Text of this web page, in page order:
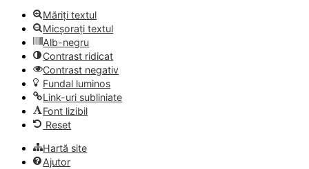
Măriți textul
Micșorați textul
Alb-negru
Contrast ridicat
Contrast negativ
Fundal luminos
Link-uri subliniate
Font lizibil
Reset
Hartă site
Ajutor